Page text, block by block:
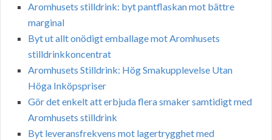
Aromhusets stilldrink: byt pantflaskan mot bättre
marginal
Byt ut allt onödigt emballage mot Aromhusets
stilldrinkkoncentrat
Aromhusets Stilldrink: Hög Smakupplevelse Utan
Höga Inköpspriser
Gör det enkelt att erbjuda flera smaker samtidigt med
Aromhusets stilldrink
Byt leveransfrekvens mot lagertrygghet med